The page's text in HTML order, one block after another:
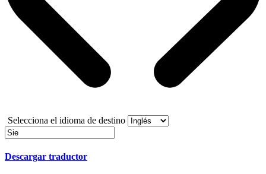
Selecciona el idioma de destino
Descargar traductor